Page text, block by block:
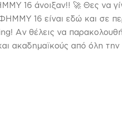
16 άνοιξαν!! 🚀 Θες να
16 είναι εδώ και σε
Αν θέλεις να
ακαδημαϊκούς από όλη